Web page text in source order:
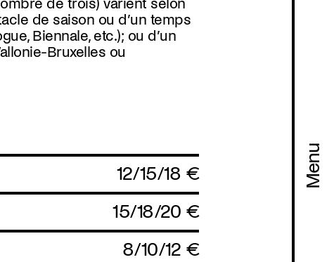
Menu
de trois) varient selon
de saison ou d’un temps
Biennale, etc.); ou d’un
Bruxelles ou
12/15/18 €
15/18/20 €
8/10/12 €